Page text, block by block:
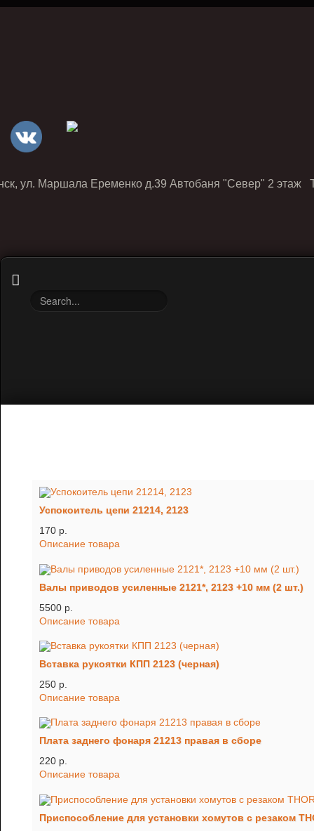
ул. Маршала Еременко д.39 Автобаня "Север" 2 этаж
Успокоитель цепи 21214, 2123
170 p.
Описание товара
Валы приводов усиленные 2121*, 2123 +10 мм (2 шт.)
5500 p.
Описание товара
Вставка рукоятки КПП 2123 (черная)
250 p.
Описание товара
Плата заднего фонаря 21213 правая в сборе
220 p.
Описание товара
Приспособление для установки хомутов с резаком